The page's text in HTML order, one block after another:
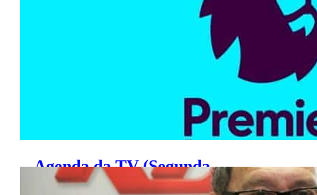
Agenda da TV (Segunda,
26/12/2016)